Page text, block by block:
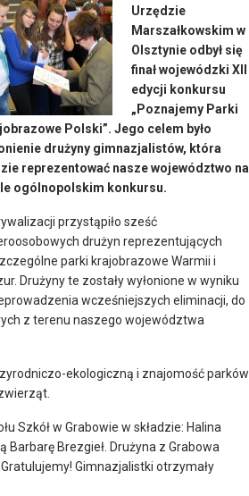
Urzędzie
Marszałkowskim w
Olsztynie odbył się
finał wojewódzki XII
edycji konkursu
„Poznajemy Parki
Polski”. Jego celem było
drużyny gimnazjalistów, która
reprezentować nasze województwo na
ogólnopolskim konkursu.
przystąpiło sześć
drużyn reprezentujących
parki krajobrazowe Warmii i
Drużyny te zostały wyłonione w wyniku
wcześniejszych eliminacji, do
z terenu naszego województwa
ekologiczną i znajomość parków
Szkół w Grabowie w składzie: Halina
Brezgieł. Drużyna z Grabowa
Gimnazjalistki otrzymały